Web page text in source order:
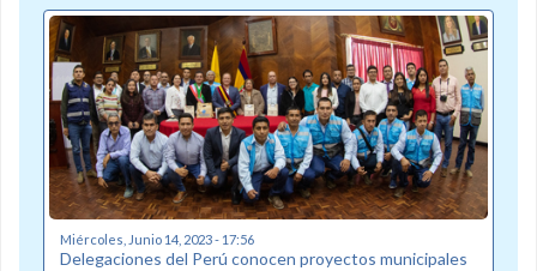
Miércoles, Junio 14, 2023 - 17:56
Delegaciones del Perú conocen proyectos municipales